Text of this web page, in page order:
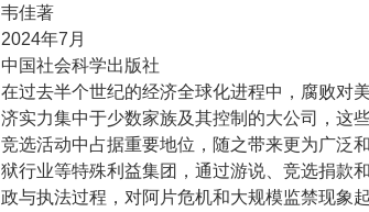
韦佳著
2024年7月
中国社会科学出版社
在过去半个世纪的经济全球化进程中，腐败对
济实力集中于少数家族及其控制的大公司，这
竞选活动中占据重要地位，随之带来更为广泛
狱行业等特殊利益集团，通过游说、竞选捐款
政与执法过程，对阿片危机和大规模监禁现象